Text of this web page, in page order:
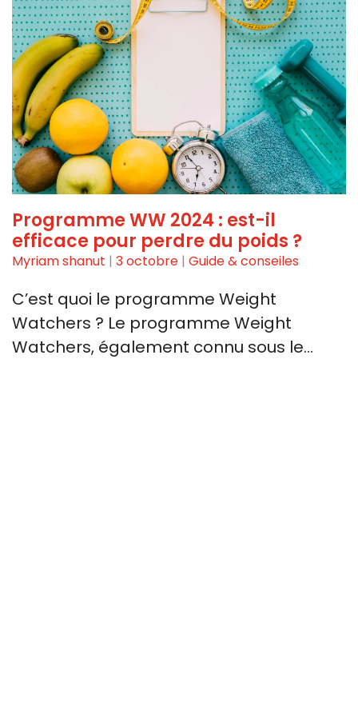
Programme WW 2024 : est-il
efficace pour perdre du poids ?
Myriam shanut | 3 octobre | Guide & conseiles
C’est quoi le programme Weight
Watchers ? Le programme⁢ Weight
Watchers, ⁢également connu sous le…